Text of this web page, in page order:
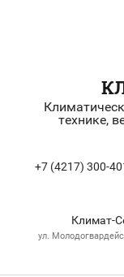
технике,
+7 (4217) 300-
Климат-
ул.